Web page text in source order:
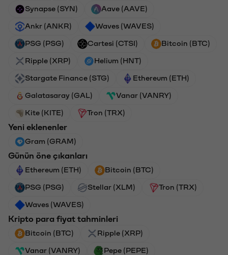
Synapse (SYN) Aave (AAVE)
Ankr (ANKR) Waves (WAVES)
PSG (PSG) Cartesi (CTSI) Bitcoin (BTC)
Ripple (XRP) Helium (HNT)
Stargate Finance (STG) Ethereum (ETH)
Galatasaray (GAL) Vanar (VANRY)
Kite (KITE) Tron (TRX)
Yeni eklenenler
Gram (GRAM)
Günün öne çıkanları
Ethereum (ETH) Bitcoin (BTC)
PSG (PSG) Stellar (XLM) Tron (TRX)
Waves (WAVES)
Kripto para fiyat tahminleri
Bitcoin (BTC) Ripple (XRP)
Vanar (VANRY) Pepe (PEPE)